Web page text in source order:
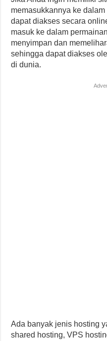
memasukkannya ke
dapat diakses secara
masuk ke dalam
menyimpan dan
sehingga dapat diakses
di dunia.
Ada banyak jenis hosting
shared hosting, VPS